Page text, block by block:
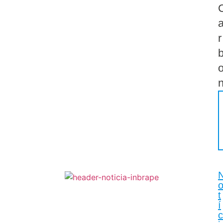
r
o
t
í
c